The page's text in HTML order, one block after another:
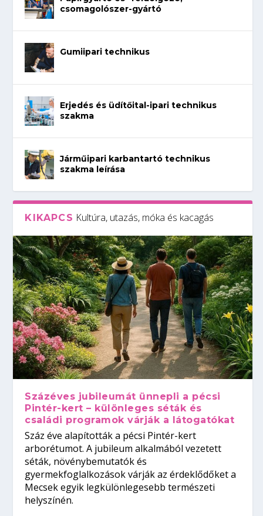
csomagolószer-gyártó
Gumiipari technikus
Erjedés és üdítőital-ipari technikus
szakma
Járműipari karbantartó technikus
szakma leírása
KIKAPCS Kultúra, utazás, móka és kacagás
Százéves jubileumát ünnepli a pécsi
Pintér-kert – különleges séták és
családi programok várják a látogatókat
Száz éve alapították a pécsi Pintér-kert
arborétumot. A jubileum alkalmából vezetett
séták, növénybemutatók és
gyermekfoglalkozások várják az érdeklődőket a
Mecsek egyik legkülönlegesebb természeti
helyszínén.